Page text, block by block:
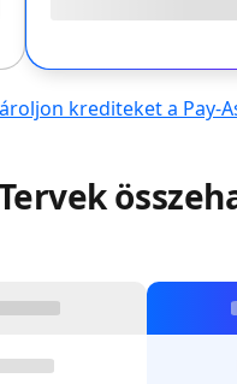
krediteket a Pay-